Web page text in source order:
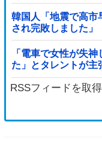
韓国人「地震で高市
され完敗しました」
「電車で女性が失
た」とタレントが主
を発見した」と追
RSSフィードを取